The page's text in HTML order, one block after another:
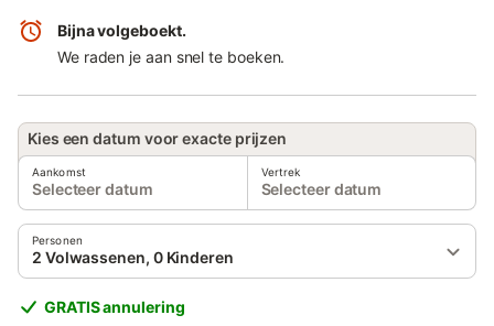
Bijna volgeboekt.
We raden je aan snel te boeken.
Kies een datum voor exacte prijzen
Aankomst
Selecteer datum
Vertrek
Selecteer datum
Personen
2 Volwassenen, 0 Kinderen
GRATIS annulering